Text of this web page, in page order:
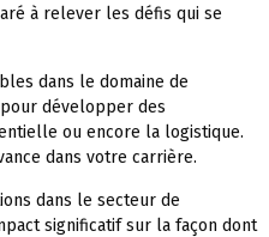
à relever les défis qui se
dans le domaine de
développer des
ou encore la logistique.
dans votre carrière.
dans le secteur de
significatif sur la façon dont